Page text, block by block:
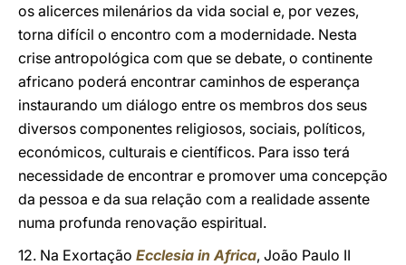
os alicerces milenários da vida social e, por vezes,
torna difícil o encontro com a modernidade. Nesta
crise antropológica com que se debate, o continente
africano poderá encontrar caminhos de esperança
instaurando um diálogo entre os membros dos seus
diversos componentes religiosos, sociais, políticos,
económicos, culturais e científicos. Para isso terá
necessidade de encontrar e promover uma concepção
da pessoa e da sua relação com a realidade assente
numa profunda renovação espiritual.
12. Na Exortação Ecclesia in Africa, João Paulo II